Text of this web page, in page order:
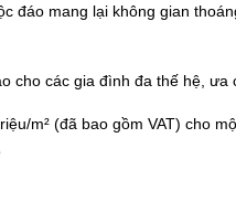
đáo mang lại không gian
cho các gia đình đa thế hệ,
m² (đã bao gồm VAT) cho